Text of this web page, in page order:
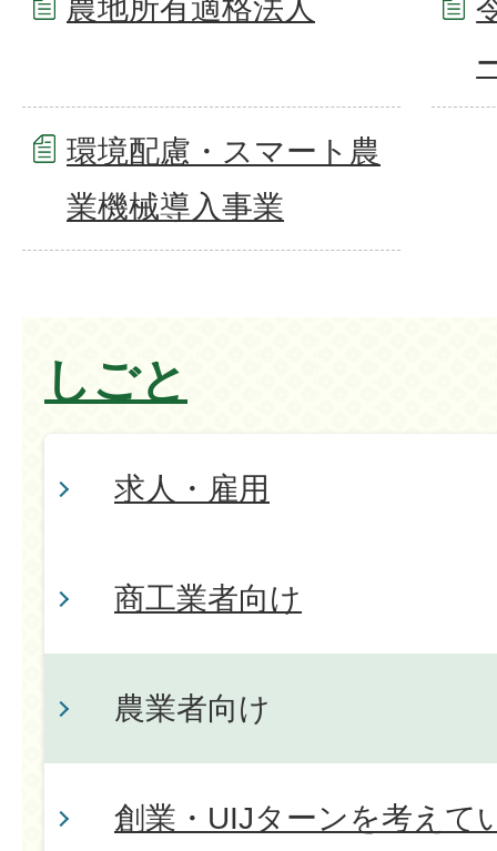
農地所有適格法人
環境配慮・スマート農
業機械導入事業
しごと
求人・雇用
商工業者向け
農業者向け
創業・UIJターンを考えて